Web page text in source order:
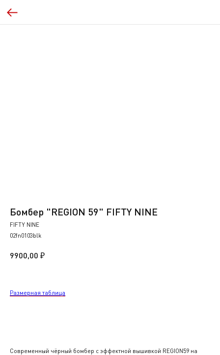
Бомбер "REGION 59" FIFTY NINE
FIFTY NINE
02fn0103blk
9900,00 ₽
Размерная таблица
Современный чёрный бомбер с эффектной вышивкой REGION59 на